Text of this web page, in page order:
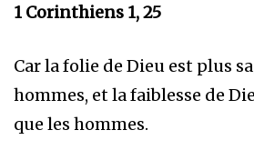
1 Corinthiens 1, 25
Car la folie de Dieu est plus
hommes, et la faiblesse de
que les hommes.